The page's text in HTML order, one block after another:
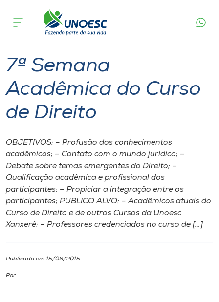
Cursos
Pesquisa
Atendimento ao Estudante
Portal de Ensino
A
Internacionalização
acontece
7ª Semana
Acadêmica do Curso
de Direito
OBJETIVOS: – Profusão dos conhecimentos
acadêmicos; – Contato com o mundo jurídico; –
Debate sobre temas emergentes do Direito; –
Qualificação acadêmica e profissional dos
participantes; – Propiciar a integração entre os
participantes; PUBLICO ALVO: – Acadêmicos atuais do
Curso de Direito e de outros Cursos da Unoesc
Xanxerê; – Professores credenciados no curso de […]
Publicado em 15/06/2015
Por